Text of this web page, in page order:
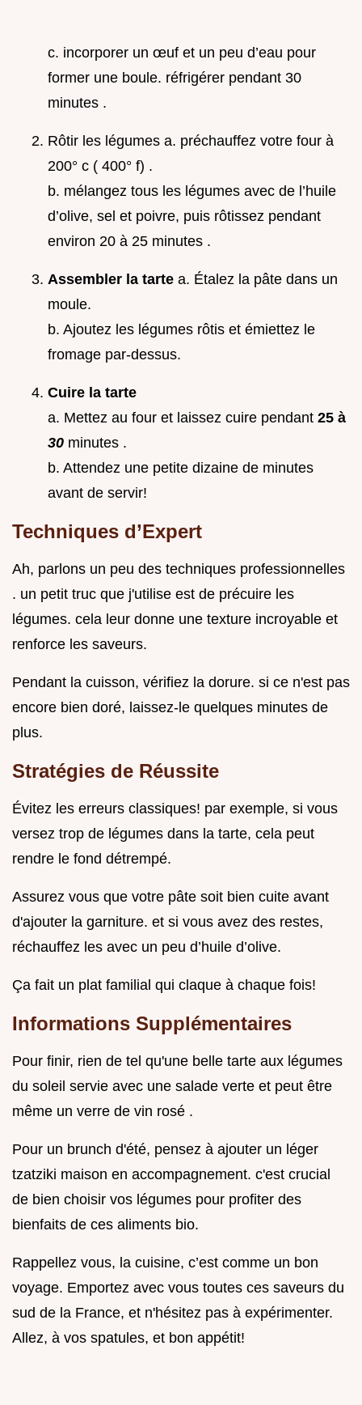
c. incorporer un œuf et un peu d’eau pour
former une boule. réfrigérer pendant 30
minutes .
Rôtir les légumes a. préchauffez votre four à
200° c ( 400° f) .
b. mélangez tous les légumes avec de l’huile
d’olive, sel et poivre, puis rôtissez pendant
environ 20 à 25 minutes .
Assembler la tarte a. Étalez la pâte dans un
moule.
b. Ajoutez les légumes rôtis et émiettez le
fromage par-dessus.
Cuire la tarte
a. Mettez au four et laissez cuire pendant 25 à
30 minutes .
b. Attendez une petite dizaine de minutes
avant de servir!
Techniques d’Expert
Ah, parlons un peu des techniques professionnelles
. un petit truc que j'utilise est de précuire les
légumes. cela leur donne une texture incroyable et
renforce les saveurs.
Pendant la cuisson, vérifiez la dorure. si ce n'est pas
encore bien doré, laissez-le quelques minutes de
plus.
Stratégies de Réussite
Évitez les erreurs classiques! par exemple, si vous
versez trop de légumes dans la tarte, cela peut
rendre le fond détrempé.
Assurez vous que votre pâte soit bien cuite avant
d'ajouter la garniture. et si vous avez des restes,
réchauffez les avec un peu d’huile d’olive.
Ça fait un plat familial qui claque à chaque fois!
Informations Supplémentaires
Pour finir, rien de tel qu'une belle tarte aux légumes
du soleil servie avec une salade verte et peut être
même un verre de vin rosé .
Pour un brunch d'été, pensez à ajouter un léger
tzatziki maison en accompagnement. c'est crucial
de bien choisir vos légumes pour profiter des
bienfaits de ces aliments bio.
Rappellez vous, la cuisine, c’est comme un bon
voyage. Emportez avec vous toutes ces saveurs du
sud de la France, et n'hésitez pas à expérimenter.
Allez, à vos spatules, et bon appétit!